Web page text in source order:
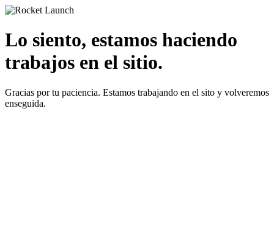
Lo siento, estamos haciendo
trabajos en el sitio.
Gracias por tu paciencia. Estamos trabajando en el sito y volveremos
enseguida.